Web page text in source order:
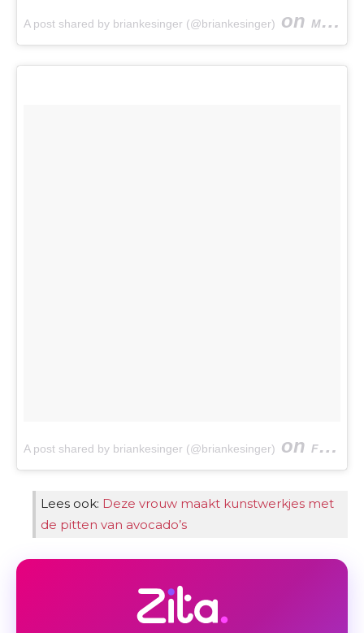
A post shared by briankesinger (@briankesinger) on Mar 18, 2017 at 9:35am PDT
A post shared by briankesinger (@briankesinger) on Feb 9, 2017 at 7:14am PST
Lees ook: Deze vrouw maakt kunstwerkjes met
de pitten van avocado’s